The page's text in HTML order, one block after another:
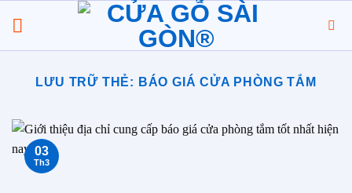
đến
nội
LƯU TRỮ THẺ: BÁO GIÁ CỬA PHÒNG TẮM
03
Th3